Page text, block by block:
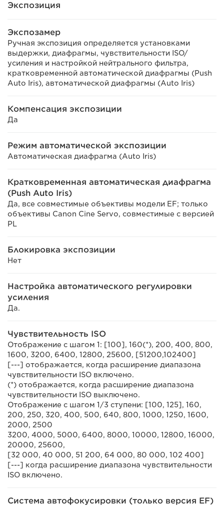
Экспозиция
Экспозамер
Ручная экспозиция определяется установками
выдержки, диафрагмы, чувствительности ISO/
усиления и настройкой нейтрального фильтра,
кратковременной автоматической диафрагмы (Push
Auto Iris), автоматической диафрагмы (Auto Iris)
Компенсация экспозиции
Да
Режим автоматической экспозиции
Автоматическая диафрагма (Auto Iris)
Кратковременная автоматическая диафрагма
(Push Auto Iris)
Да, все совместимые объективы модели EF; только
объективы Canon Cine Servo, совместимые с версией
PL
Блокировка экспозиции
Нет
Настройка автоматического регулировки
усиления
Да.
Чувствительность ISO
Отображение с шагом 1: [100], 160(*), 200, 400, 800,
1600, 3200, 6400, 12800, 25600, [51200,102400]
[---] отображается, когда расширение диапазона
чувствительности ISO включено.
(*) отображается, когда расширение диапазона
чувствительности ISO выключено.
Отображение с шагом 1/3 ступени: [100, 125], 160,
200, 250, 320, 400, 500, 640, 800, 1000, 1250, 1600,
2000, 2500
3200, 4000, 5000, 6400, 8000, 10000, 12800, 16000,
20000, 25600,
[32 000, 40 000, 51 200, 64 000, 80 000, 102 400]
[---] когда расширение диапазона чувствительности
ISO включено.
Система автофокусировки (только версия EF)